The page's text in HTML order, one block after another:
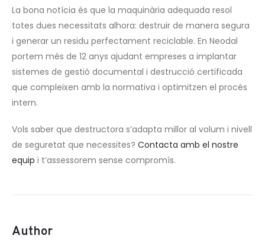
La bona notícia és que la maquinària adequada resol
totes dues necessitats alhora: destruir de manera segura
i generar un residu perfectament reciclable. En Neodal
portem més de 12 anys ajudant empreses a implantar
sistemes de gestió documental i destrucció certificada
que compleixen amb la normativa i optimitzen el procés
intern.
Vols saber que destructora s’adapta millor al volum i nivell
de seguretat que necessites? Contacta amb el nostre
equip i t’assessorem sense compromís.
Author